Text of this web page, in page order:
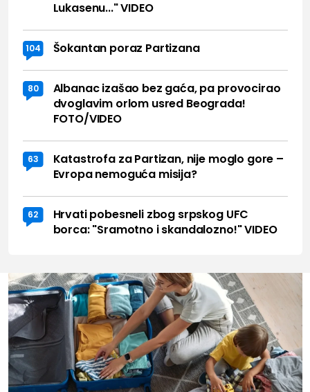
Lukasenu..." VIDEO
104 Šokantan poraz Partizana
80
Albanac izašao bez gaća, pa provocirao
dvoglavim orlom usred Beograda!
FOTO/VIDEO
63
Katastrofa za Partizan, nije moglo gore –
Evropa nemoguća misija?
62
Hrvati pobesneli zbog srpskog UFC
borca: "Sramotno i skandalozno!" VIDEO